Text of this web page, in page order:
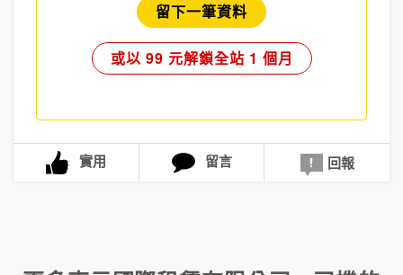
留下一筆資料
或以 99 元解鎖全站 1 個月
實用 留言 回報